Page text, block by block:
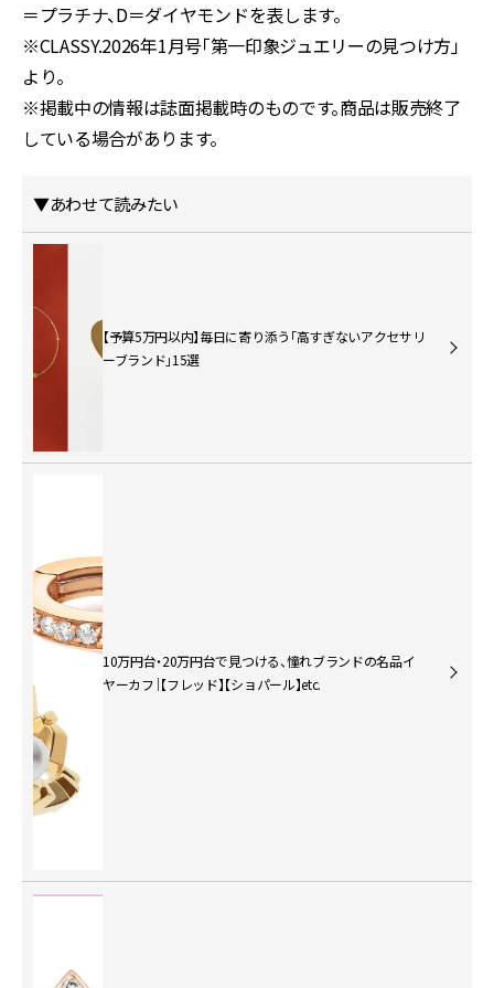
＝プラチナ、D＝ダイヤモンドを表します。
※CLASSY.2026年1月号「第一印象ジュエリーの見つけ方」
より。
※掲載中の情報は誌面掲載時のものです。商品は販売終了
している場合があります。
▼あわせて読みたい
【予算5万円以内】毎日に寄り添う「高すぎないアクセサリ
ーブランド」15選
10万円台・20万円台で見つける、憧れブランドの名品イ
ヤーカフ｜【フレッド】【ショパール】etc.